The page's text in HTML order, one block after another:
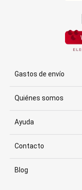
Gastos de envío
Quiénes somos
Ayuda
Contacto
Blog